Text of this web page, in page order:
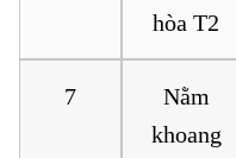
hòa T2
7
Nằm
khoang